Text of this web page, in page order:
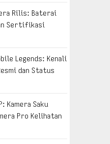
Rilis: Baterai
Sertifikasi
Legends: Kenali
dan Status
Kamera Saku
Pro Kelihatan